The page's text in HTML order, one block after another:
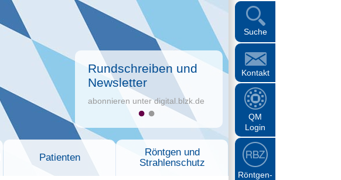
Suche
Kontakt
QM
Login
Röntgen-
Rundschreiben und
Newsletter
abonnieren unter digital.blzk.de
Patienten
Röntgen und
Strahlenschutz